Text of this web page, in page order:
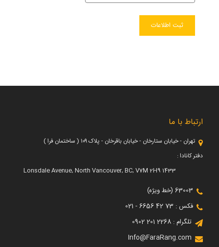
ارتباط با ما
تهران - خیابان ستارخان - خیابان باقرخان - پلاک ۱۰۹ ( ساختمان فرا )
دفتر کانادا :
1433 Lonsdale Avenue, North Vancouver, BC, V7M 2H9
63003 (خط ویژه)
فکس : 73 42 6656 - 021
تلگرام : 2268 201 0902
Info@FaraRang.com